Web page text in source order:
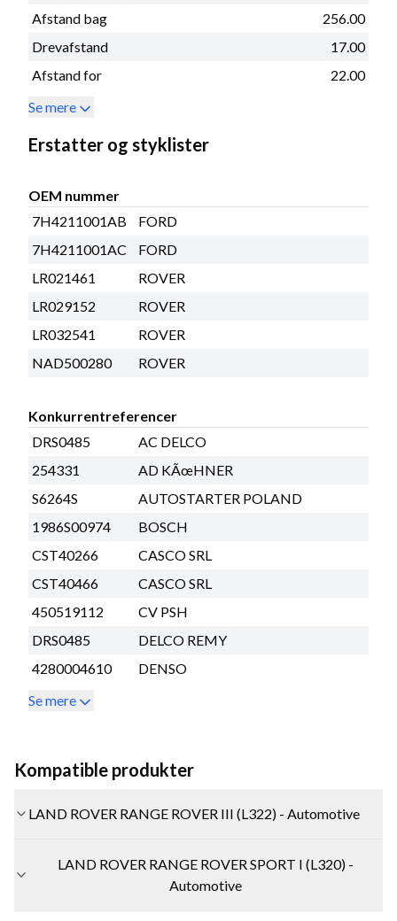
Afstand bag
256.00
Drevafstand
17.00
Afstand for
22.00
Se mere
Erstatter og styklister
OEM nummer
7H4211001AB
FORD
7H4211001AC
FORD
LR021461
ROVER
LR029152
ROVER
LR032541
ROVER
NAD500280
ROVER
Konkurrentreferencer
DRS0485
AC DELCO
254331
AD KÃœHNER
S6264S
AUTOSTARTER POLAND
1986S00974
BOSCH
CST40266
CASCO SRL
CST40466
CASCO SRL
450519112
CV PSH
DRS0485
DELCO REMY
4280004610
DENSO
Se mere
Kompatible produkter
LAND ROVER RANGE ROVER III (L322) - Automotive
LAND ROVER RANGE ROVER SPORT I (L320) -
Automotive